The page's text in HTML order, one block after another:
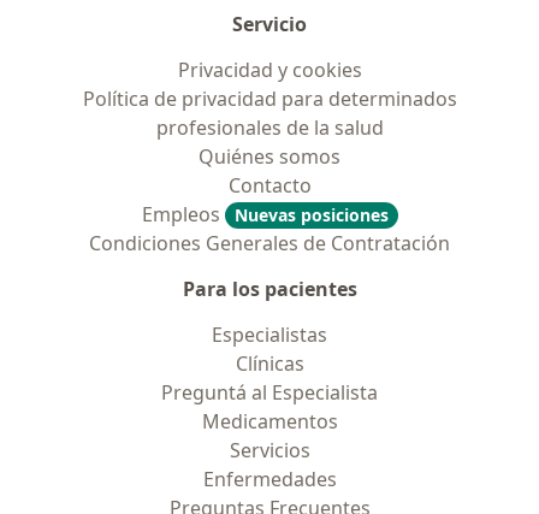
Servicio
Privacidad y cookies
Política de privacidad para determinados
profesionales de la salud
Quiénes somos
Contacto
Empleos
Nuevas posiciones
Condiciones Generales de Contratación
Para los pacientes
Especialistas
Clínicas
Preguntá al Especialista
Medicamentos
Servicios
Enfermedades
Preguntas Frecuentes